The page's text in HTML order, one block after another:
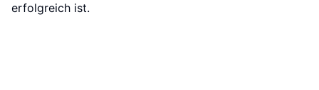
erfolgreich ist.